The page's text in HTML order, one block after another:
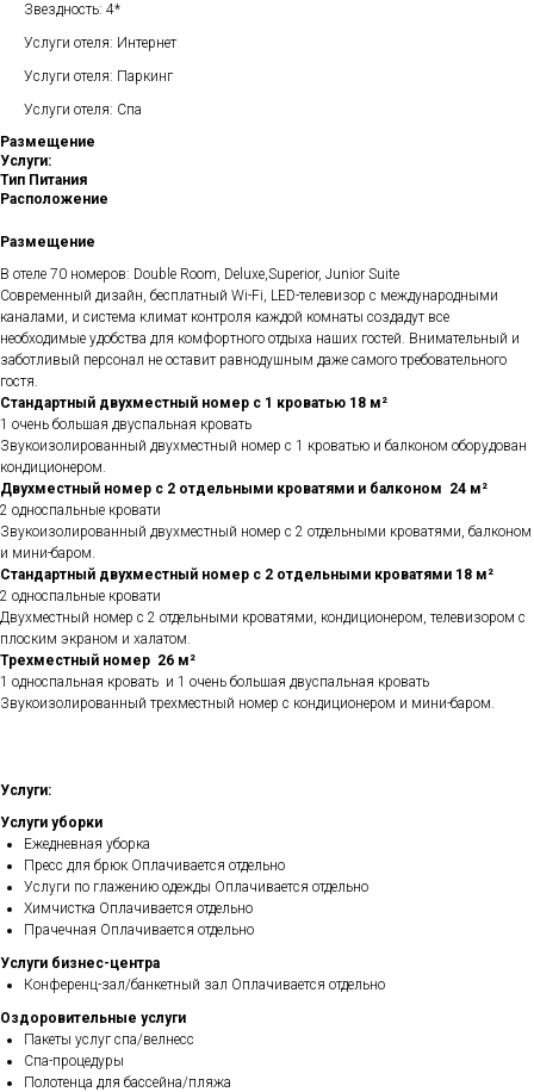
Звездность: 4*
Услуги отеля: Интернет
Услуги отеля: Паркинг
Услуги отеля: Спа
Размещение
Услуги:
Тип Питания
Расположение
Размещение
В отеле 70 номеров: Double Room, Deluxe,Superior, Junior Suite
Современный дизайн, бесплатный Wi-Fi, LED-телевизор с международными
каналами, и система климат контроля каждой комнаты создадут все
необходимые удобства для комфортного отдыха наших гостей. Внимательный и
заботливый персонал не оставит равнодушным даже самого требовательного
гостя.
Стандартный двухместный номер с 1 кроватью 18 м²
1 очень большая двуспальная кровать
Звукоизолированный двухместный номер с 1 кроватью и балконом оборудован
кондиционером.
Двухместный номер с 2 отдельными кроватями и балконом 24 м²
2 односпальные кровати
Звукоизолированный двухместный номер с 2 отдельными кроватями, балконом
и мини-баром.
Стандартный двухместный номер с 2 отдельными кроватями 18 м²
2 односпальные кровати
Двухместный номер с 2 отдельными кроватями, кондиционером, телевизором с
плоским экраном и халатом.
Трехместный номер 26 м²
1 односпальная кровать и 1 очень большая двуспальная кровать
Звукоизолированный трехместный номер с кондиционером и мини-баром.
Услуги:
Услуги уборки
Ежедневная уборка
Пресс для брюк Оплачивается отдельно
Услуги по глажению одежды Оплачивается отдельно
Химчистка Оплачивается отдельно
Прачечная Оплачивается отдельно
Услуги бизнес-центра
Конференц-зал/банкетный зал Оплачивается отдельно
Оздоровительные услуги
Пакеты услуг спа/велнесс
Спа-процедуры
Полотенца для бассейна/пляжа